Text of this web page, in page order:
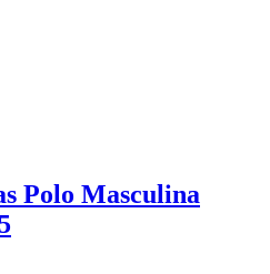
Polo Masculina